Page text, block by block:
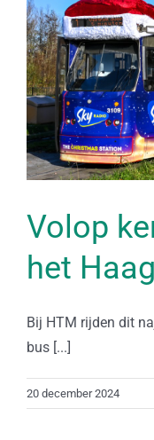
Volop
het
Bij HTM rijden dit
bus [...]
20 december 2024